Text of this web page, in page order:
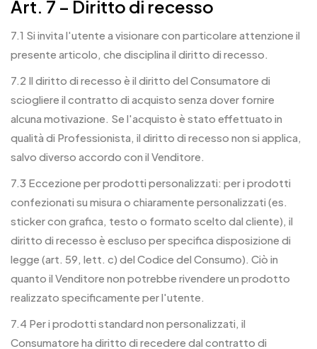
Art. 7 – Diritto di recesso
7.1 Si invita l'utente a visionare con particolare attenzione il
presente articolo, che disciplina il diritto di recesso.
7.2 Il diritto di recesso è il diritto del Consumatore di
sciogliere il contratto di acquisto senza dover fornire
alcuna motivazione. Se l'acquisto è stato effettuato in
qualità di Professionista, il diritto di recesso non si applica,
salvo diverso accordo con il Venditore.
7.3 Eccezione per prodotti personalizzati: per i prodotti
confezionati su misura o chiaramente personalizzati (es.
sticker con grafica, testo o formato scelto dal cliente), il
diritto di recesso è escluso per specifica disposizione di
legge (art. 59, lett. c) del Codice del Consumo). Ciò in
quanto il Venditore non potrebbe rivendere un prodotto
realizzato specificamente per l'utente.
7.4 Per i prodotti standard non personalizzati, il
Consumatore ha diritto di recedere dal contratto di